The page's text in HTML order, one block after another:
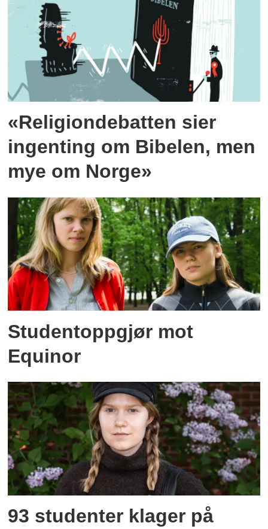
«Religiondebatten sier
ingenting om Bibelen, men
mye om Norge»
Studentoppgjør mot
Equinor
93 studenter klager på